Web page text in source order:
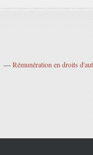
Rémunération en droits